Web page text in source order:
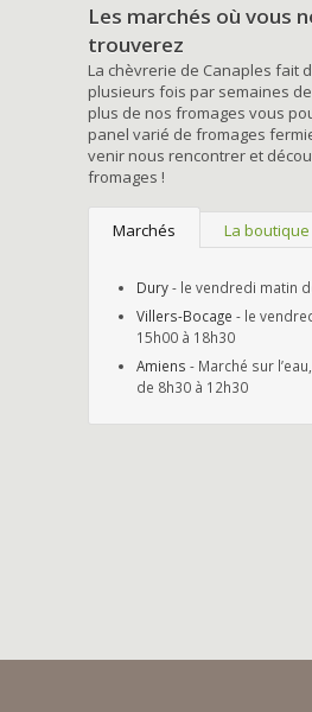
Les marchés où vous
trouverez
La chèvrerie de Canaples fait
plusieurs fois par semaines de
plus de nos fromages vous
panel varié de fromages
venir nous rencontrer et
fromages !
Marchés La
Dury- le vendredi matin
Villers-Bocage - le
15h00 à 18h30
Amiens - Marché sur
de 8h30 à 12h30